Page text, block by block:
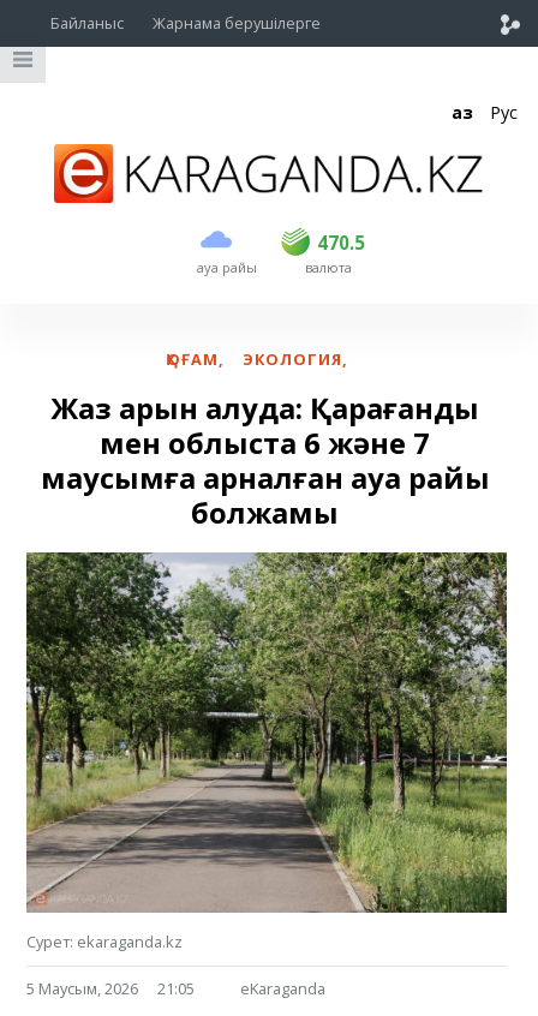
Байланыс Жарнама берушілерге
Қаз Рус
ауа райы
470.5
USD 469.5 470.5
EUR валюта
ҚОҒАМ, ЭКОЛОГИЯ,
Жаз қарқын алуда: Қарағанды
мен облыста 6 және 7
маусымға арналған ауа райы
болжамы
Сурет: ekaraganda.kz
5 Маусым, 2026 21:05 eKaraganda